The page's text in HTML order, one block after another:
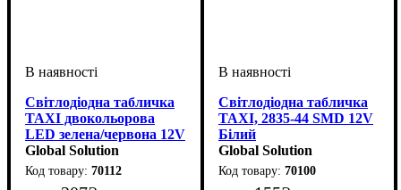
Світлодіодна табличка
TAXI двокольорова
LED зелена/червона 12V
з присосками
Global Solution
70112
Світлодіодна табличка
TAXI, 2835-44 SMD 12V
Білий
Global Solution
70100